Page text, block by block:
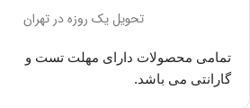
تحویل یک روزه در تهران
تمامی محصولات دارای مهلت تست و
گارانتی می باشد.